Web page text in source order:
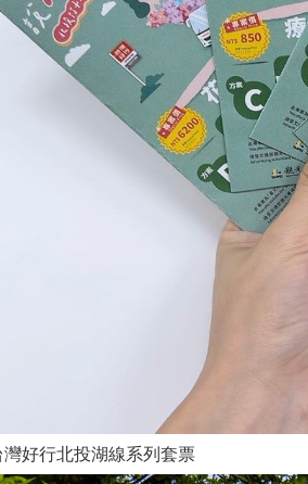
好行北投湖線系列套票